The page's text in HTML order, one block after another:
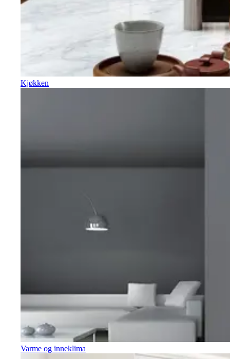
Kjøkken
Varme og inneklima